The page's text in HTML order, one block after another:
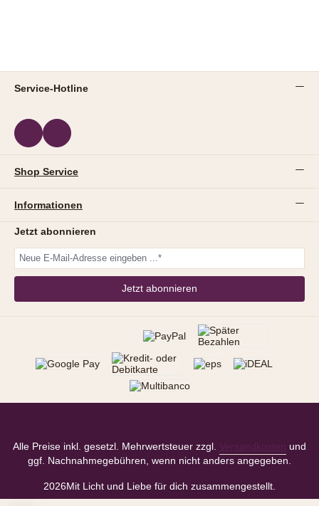
Service-Hotline
Shop Service
Informationen
Jetzt abonnieren
Jetzt abonnieren
Alle Preise inkl. gesetzl. Mehrwertsteuer zzgl. Versandkosten
und
ggf. Nachnahmegebühren, wenn nicht anders angegeben.
2026Mit Licht und Liebe für dich zusammengestellt.